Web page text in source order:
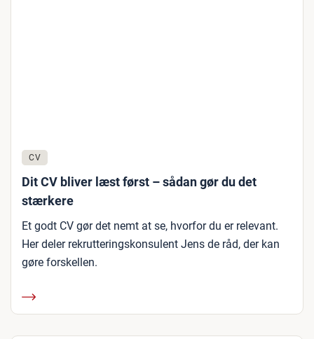
CV
Dit CV bliver læst først – sådan gør du det
stærkere
Et godt CV gør det nemt at se, hvorfor du er relevant.
Her deler rekrutteringskonsulent Jens de råd, der kan
gøre forskellen.